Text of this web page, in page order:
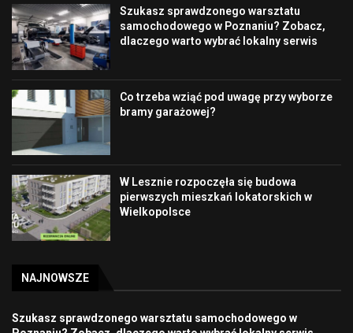
Szukasz sprawdzonego warsztatu
samochodowego w Poznaniu? Zobacz,
dlaczego warto wybrać lokalny serwis
Co trzeba wziąć pod uwagę przy wyborze
bramy garażowej?
W Lesznie rozpoczęła się budowa
pierwszych mieszkań lokatorskich w
Wielkopolsce
NAJNOWSZE
Szukasz sprawdzonego warsztatu samochodowego w